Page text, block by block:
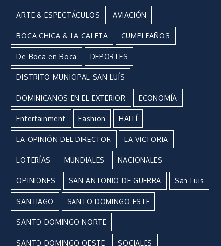
ARTE & ESPECTÁCULOS AVIACIÓN
BOCA CHICA & LA CALETA CUMPLEAÑOS
De Boca en Boca DEPORTES
DISTRITO MUNICIPAL SAN LUÍS
DOMINICANOS EN EL EXTERIOR ECONOMÍA
Entertainment Fashion HAITÍ
LA OPINIÓN DEL DIRECTOR LA VICTORIA
LOTERÍAS MUNDIALES NACIONALES
OPINIONES SAN ANTONIO DE GUERRA San Luis
SANTIAGO SANTO DOMINGO ESTE
SANTO DOMINGO NORTE
SANTO DOMINGO OESTE SOCIALES